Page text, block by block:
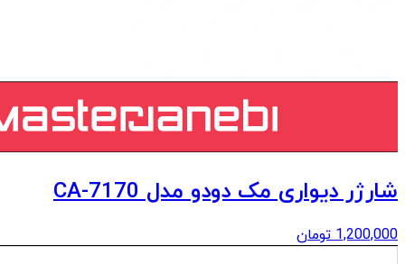
شارژر دیواری مک دودو مدل CA-7170
1,200,000 تومان